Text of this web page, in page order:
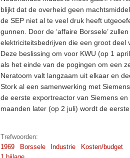
blijkt dat de overheid geen
de SEP niet al te veel druk heeft
gunnen. Door de ‘affaire Borssele’
elektriciteitsbedrijven die een groot deel
Deze beslissing om voor KWU (op 1
als het einde van de pogingen om een
Neratoom valt langzaam uit elkaar en
Stork al een samenwerking met
de eerste exportreactor van Siemens
maanden later (op 2 juli) wordt de
Trefwoorden:
1969
Borssele Industrie
Kosten/budget